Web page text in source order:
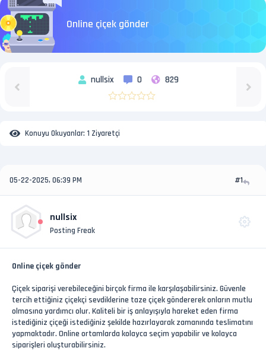
Online çiçek gönder
nullsix 0 829
Konuyu Okuyanlar: 1 Ziyaretçi
05-22-2025, 06:39 PM #1
nullsix
Posting Freak
Online çiçek gönder
Çiçek siparişi verebileceğini birçok firma ile karşılaşabilirsiniz. Güvenle
tercih ettiğiniz çiçekçi sevdiklerine taze çiçek göndererek onların mutlu
olmasına yardımcı olur. Kaliteli bir iş anlayışıyla hareket eden firma
istediğiniz çiçeği istediğiniz şekilde hazırlayarak zamanında teslimatını
yapmaktadır. Online ortamlarda kolayca seçim yapabilir ve kolayca
siparişleri oluşturabilirsiniz.